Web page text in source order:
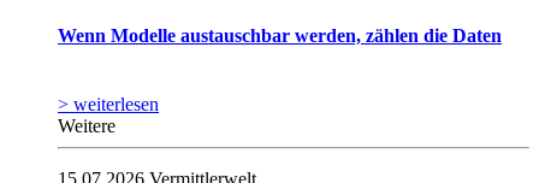
Wenn Modelle austauschbar werden, zählen die Daten
> weiterlesen
Weitere